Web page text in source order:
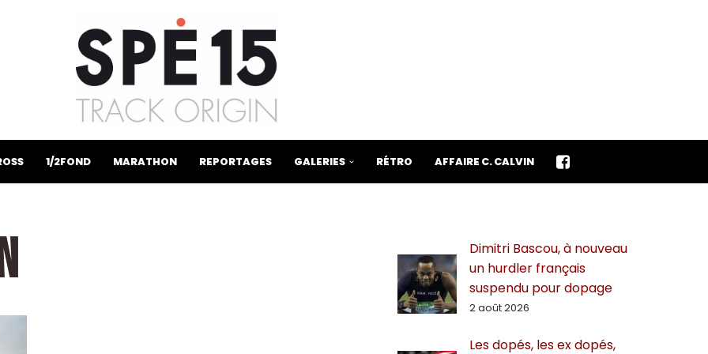
1/2FOND MARATHON REPORTAGES GALERIES RÉTRO AFFAIRE C. CALVIN
Dimitri Bascou, à nouveau
un hurdler français
suspendu pour dopage
2 août 2026
Les dopés, les ex dopés,